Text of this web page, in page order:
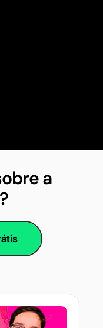
a